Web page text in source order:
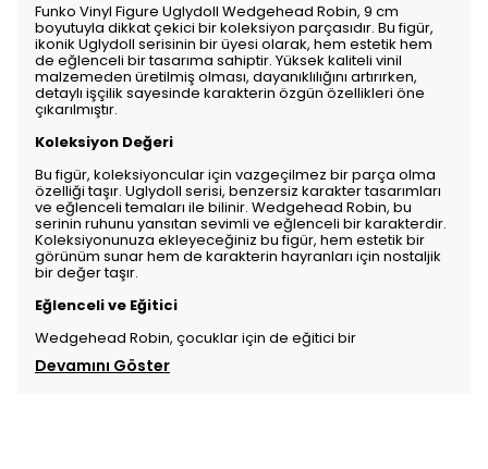
Funko Vinyl Figure Uglydoll Wedgehead Robin, 9 cm
boyutuyla dikkat çekici bir koleksiyon parçasıdır. Bu figür,
ikonik Uglydoll serisinin bir üyesi olarak, hem estetik hem
de eğlenceli bir tasarıma sahiptir. Yüksek kaliteli vinil
malzemeden üretilmiş olması, dayanıklılığını artırırken,
detaylı işçilik sayesinde karakterin özgün özellikleri öne
çıkarılmıştır.
Koleksiyon Değeri
Bu figür, koleksiyoncular için vazgeçilmez bir parça olma
özelliği taşır. Uglydoll serisi, benzersiz karakter tasarımları
ve eğlenceli temaları ile bilinir. Wedgehead Robin, bu
serinin ruhunu yansıtan sevimli ve eğlenceli bir karakterdir.
Koleksiyonunuza ekleyeceğiniz bu figür, hem estetik bir
görünüm sunar hem de karakterin hayranları için nostaljik
bir değer taşır.
Eğlenceli ve Eğitici
Wedgehead Robin, çocuklar için de eğitici bir
Devamını Göster